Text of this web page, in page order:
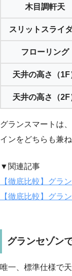
木目調軒天
スリットスライ
フローリング
天井の高さ（1F
天井の高さ（2F
グランスマートは
インをどちらも兼
▼関連記事
【徹底比較】グラ
【徹底比較】グラ
グランセゾン
唯一、標準仕様で